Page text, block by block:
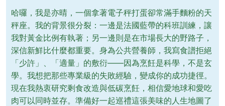
哈囉，我是亦晴，一個拿著電子秤打蛋卻常滿手麵粉的天
秤座。我的背景很分裂：一邊是法國藍帶的科班訓練，讓
我對黃金比例有執著；另一邊則是在市場長大的野路子，
深信新鮮比什麼都重要。身為公共營養師，我寫食譜拒絕
「少許」、「適量」的敷衍——因為烹飪是科學，不是玄
學。我想把那些專業級的失敗經驗，變成你的成功捷徑。
現在我熱衷研究剩食改造與低碳烹飪，相信愛地球和愛吃
肉可以同時並存。準備好一起巡禮這張美味的人生地圖了